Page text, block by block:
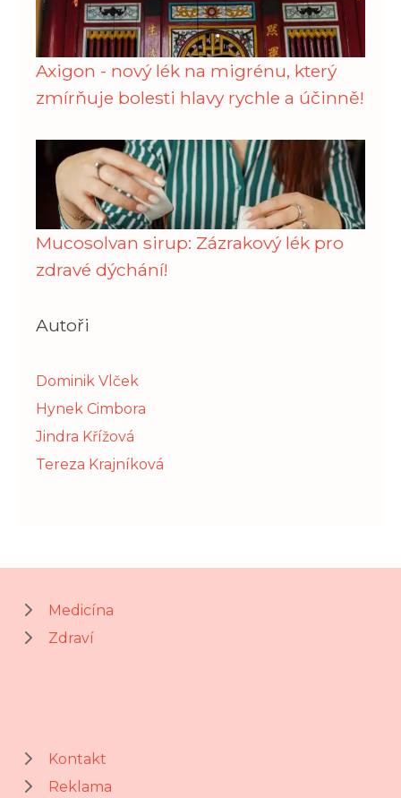
Axigon - nový lék na migrénu, který
zmírňuje bolesti hlavy rychle a účinně!
Mucosolvan sirup: Zázrakový lék pro
zdravé dýchání!
Autoři
Dominik Vlček
Hynek Cimbora
Jindra Křížová
Tereza Krajníková
Medicína
Zdraví
Kontakt
Reklama